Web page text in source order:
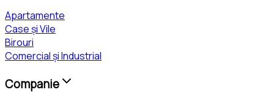
Apartamente
Case și Vile
Birouri
Comercial și Industrial
Companie